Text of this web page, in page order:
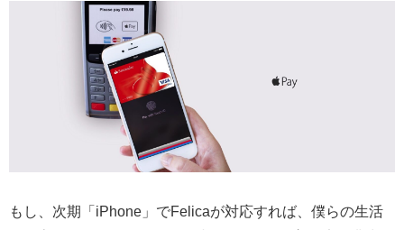
もし、次期「iPhone」でFelicaが対応すれば、僕らの生活